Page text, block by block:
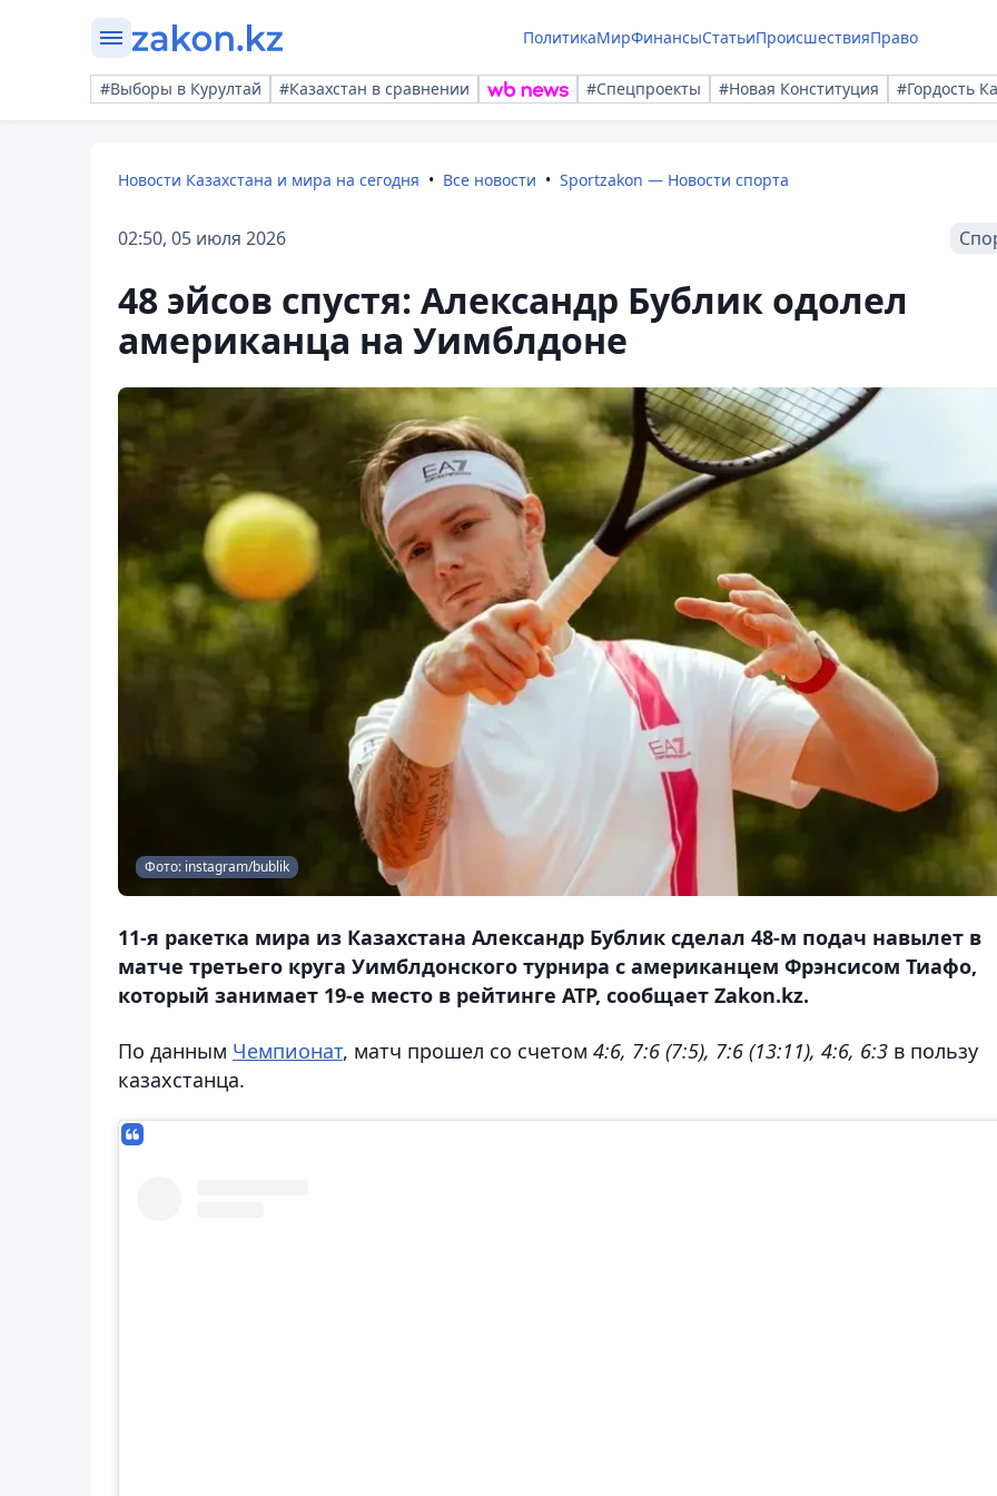
ПолитикаМирФинансыСтатьиПроисшествияПраво
#Выборы в Курултай #Казахстан в сравнении #Спецпроекты #Новая Конституция #Гордость
Новости Казахстана и мира на сегодня Все новости Sportzakon — Новости спорта
02:50, 05 июля 2026
48 эйсов спустя: Александр Бублик одолел
американца на Уимблдоне
Фото: instagram/bublik
11-я ракетка мира из Казахстана Александр Бублик сделал 48-м подач навылет в
матче третьего круга Уимблдонского турнира с американцем Фрэнсисом Тиафо,
который занимает 19-е место в рейтинге АТР, сообщает Zakon.kz.
По данным Чемпионат, матч прошел со счетом 4:6, 7:6 (7:5), 7:6 (13:11), 4:6, 6:3 в пользу
казахстанца.